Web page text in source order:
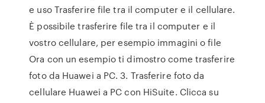
e uso Trasferire file tra il computer e il cellulare.
È possibile trasferire file tra il computer e il
vostro cellulare, per esempio immagini o file
Ora con un esempio ti dimostro come trasferire
foto da Huawei a PC. 3. Trasferire foto da
cellulare Huawei a PC con HiSuite. Clicca su